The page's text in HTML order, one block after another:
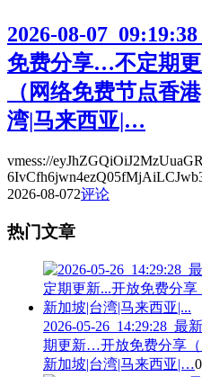
2026-08-
免费分享…不定期
（网络免费节点香
湾|马来西亚|…
vmess://
2026-08-072评论
热门文章
2026-05-26_14:29:28_
期更新…开放免费分享（
新加坡|台湾|马来西亚|…